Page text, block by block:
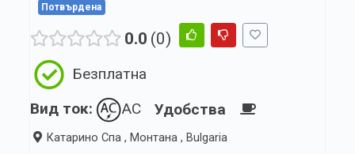
Потвърдена
0.0 0
Безплатна
Вид ток:
AC Удобства
Катарино Спа , Монтана , Bulgaria